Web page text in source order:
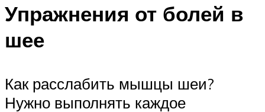
Упражнения от болей в
шее
Как расслабить мышцы шеи?
Нужно выполнять каждое